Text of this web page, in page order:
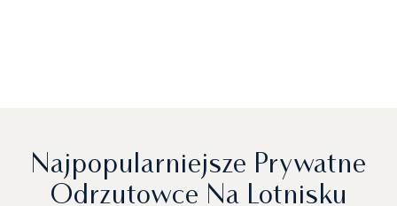
Najpopularniejsze Prywatne
Odrzutowce Na Lotnisku